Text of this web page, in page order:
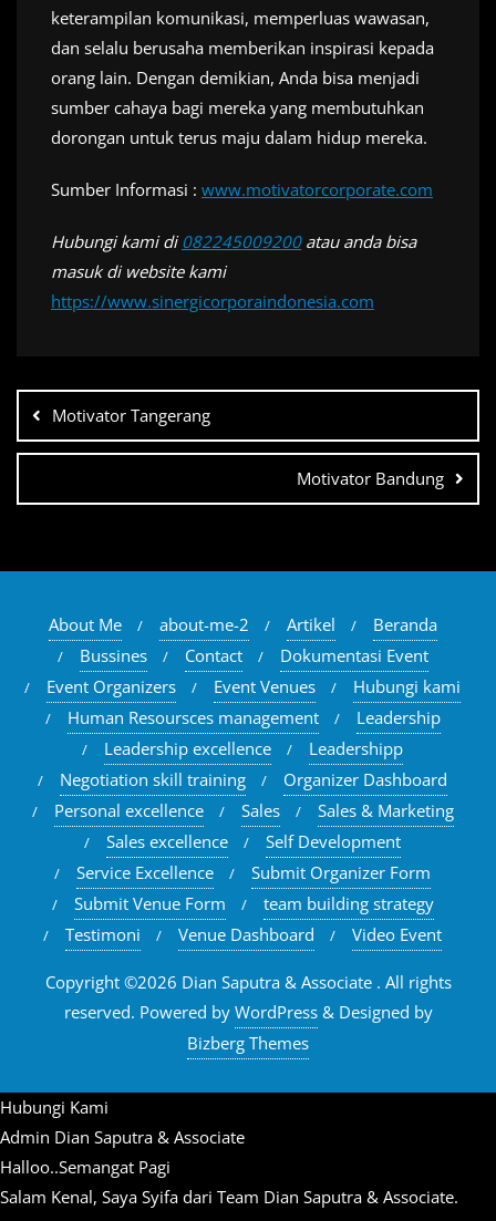
keterampilan komunikasi, memperluas wawasan,
dan selalu berusaha memberikan inspirasi kepada
orang lain. Dengan demikian, Anda bisa menjadi
sumber cahaya bagi mereka yang membutuhkan
dorongan untuk terus maju dalam hidup mereka.
Sumber Informasi : www.motivatorcorporate.com
Hubungi kami di082245009200atau anda bisa
masuk di website kami
https://www.sinergicorporaindonesia.com
posMotivator Tangerang
Motivator Bandung
About Me about-me-2 Artikel
Beranda
Bussines
Contact
Dokumentasi Event
Event Organizers
Event Venues
Hubungi kami
Human Resoursces management
Leadership
Leadership excellence
Leadershipp
Negotiation skill training
Organizer Dashboard
Personal excellence
Sales
Sales & Marketing
Sales excellence
Self Development
Service Excellence
Submit Organizer Form
Submit Venue Form
team building strategy
Testimoni
Venue Dashboard Video Event
Copyright ©2026 Dian Saputra & Associate . All rights
reserved. Powered by WordPress & Designed by
Bizberg Themes
Hubungi Kami
Admin Dian Saputra & Associate
Halloo..Semangat Pagi
Salam Kenal, Saya Syifa dari Team Dian Saputra & Associate.